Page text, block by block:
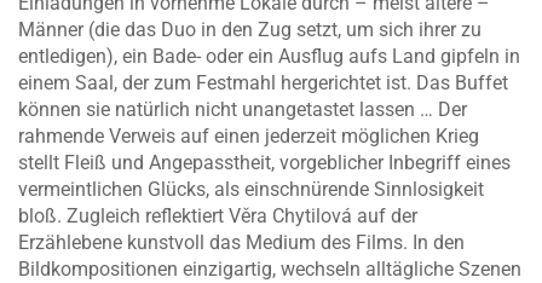
Männer (die das Duo in den Zug setzt, um sich ihrer zu
entledigen), ein Bade- oder ein Ausflug aufs Land gipfeln in
einem Saal, der zum Festmahl hergerichtet ist. Das Buffet
können sie natürlich nicht unangetastet lassen … Der
rahmende Verweis auf einen jederzeit möglichen Krieg
stellt Fleiß und Angepasstheit, vorgeblicher Inbegriff eines
vermeintlichen Glücks, als einschnürende Sinnlosigkeit
bloß. Zugleich reflektiert Věra Chytilová auf der
Erzählebene kunstvoll das Medium des Films. In den
Bildkompositionen einzigartig, wechseln alltägliche Szenen